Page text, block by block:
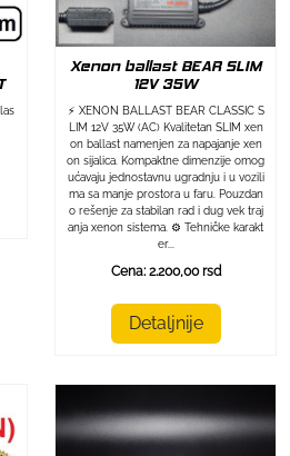
Xenon ballast BEAR SLIM
12V 35W
⚡ XENON BALLAST BEAR CLASSIC S
LIM 12V 35W (AC) Kvalitetan SLIM xen
on ballast namenjen za napajanje xen
on sijalica. Kompaktne dimenzije omog
ućavaju jednostavnu ugradnju i u vozili
ma sa manje prostora u faru. Pouzdan
o rešenje za stabilan rad i dug vek traj
anja xenon sistema. ⚙️ Tehničke karakt
er...
Cena: 2.200,00 rsd
Detaljnije